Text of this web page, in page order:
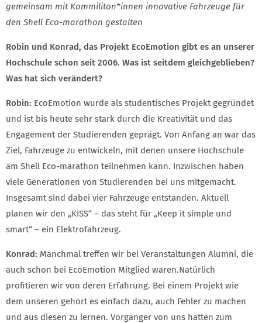
gemeinsam mit Kommiliton*innen innovative Fahrzeuge für
den Shell Eco-marathon gestalten
Robin und Konrad, das Projekt EcoEmotion gibt es an unserer
Hochschule schon seit 2006. Was ist seitdem gleichgeblieben?
Was hat sich verändert?
Robin: EcoEmotion wurde als studentisches Projekt gegründet
und ist bis heute sehr stark durch die Kreativität und das
Engagement der Studierenden geprägt. Von Anfang an war das
Ziel, Fahrzeuge zu entwickeln, mit denen unsere Hochschule
am Shell Eco-marathon teilnehmen kann. Inzwischen haben
viele Generationen von Studierenden bei uns mitgemacht.
Insgesamt sind dabei vier Fahrzeuge entstanden. Aktuell
planen wir den „KISS“ – das steht für „Keep it simple und
smart“ – ein Elektrofahrzeug.
Konrad: Manchmal treffen wir bei Veranstaltungen Alumni, die
auch schon bei EcoEmotion Mitglied waren.Natürlich
profitieren wir von deren Erfahrung. Bei einem Projekt wie
dem unseren gehört es einfach dazu, auch Fehler zu machen
und aus diesen zu lernen. Vorgänger von uns hatten zum